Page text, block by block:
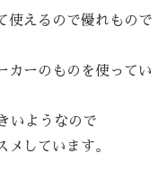
使えるので優れもので
カーのものを使ってい
いようなので
メしています。